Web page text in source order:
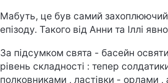
Мабуть, це був самий захоплюючий
епізоду. Такого від Анни та Іллі
За підсумком свята - басейн
рівень складності : тепер
полковниками , ластівки - орлами ,